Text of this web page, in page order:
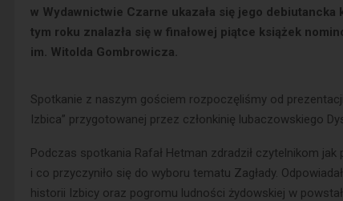
w Wydawnictwie Czarne ukazała się jego debiutancka
tym roku znalazła się w finałowej piątce książek
im. Witolda Gombrowicza.
Spotkanie z naszym gościem rozpoczęliśmy od
Izbica” przygotowanej przez członkinię lubaczowskiego
Podczas spotkania Rafał Hetman zdradził czytelnikom
i co przyczyniło się do wyboru tematu Zagłady.
historii Izbicy oraz pogromu ludności żydowskiej w